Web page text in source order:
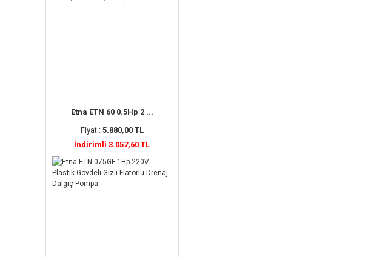
Etna ETN 60 0.5Hp 2 ...
Fiyat : 5.880,00 TL
İndirimli 3.057,60 TL